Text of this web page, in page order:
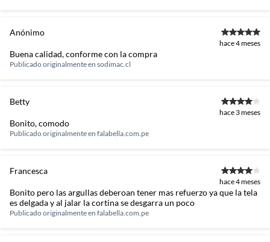
Anónimo
hace 4 meses
Buena calidad, conforme con la compra
Publicado originalmente en sodimac.cl
Betty
hace 3 meses
Bonito, comodo
Publicado originalmente en falabella.com.pe
Francesca
hace 4 meses
Bonito pero las argullas deberoan tener mas refuerzo ya que la tela
es delgada y al jalar la cortina se desgarra un poco
Publicado originalmente en falabella.com.pe